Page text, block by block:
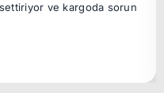
ve kargoda sorun